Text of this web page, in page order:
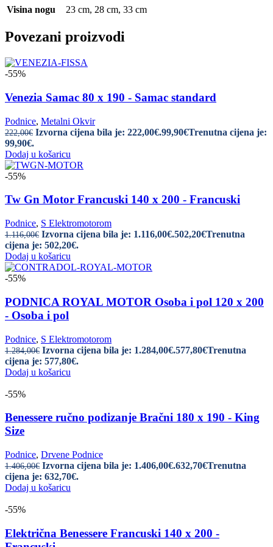
Visina nogu 23 cm, 28 cm, 33 cm
Povezani proizvodi
-55%
Venezia Samac 80 x 190 - Samac standard
Podnice, Metalni Okvir
222,00€ Izvorna cijena bila je: 222,00€.99,90€Trenutna cijena je:
99,90€.
Dodaj u košaricu
-55%
Tw Gn Motor Francuski 140 x 200 - Francuski
Podnice, S Elektromotorom
1.116,00€ Izvorna cijena bila je: 1.116,00€.502,20€Trenutna
cijena je: 502,20€.
Dodaj u košaricu
-55%
PODNICA ROYAL MOTOR Osoba i pol 120 x 200
- Osoba i pol
Podnice, S Elektromotorom
1.284,00€ Izvorna cijena bila je: 1.284,00€.577,80€Trenutna
cijena je: 577,80€.
Dodaj u košaricu
-55%
Benessere ručno podizanje Bračni 180 x 190 - King
Size
Podnice, Drvene Podnice
1.406,00€ Izvorna cijena bila je: 1.406,00€.632,70€Trenutna
cijena je: 632,70€.
Dodaj u košaricu
-55%
Električna Benessere Francuski 140 x 200 -